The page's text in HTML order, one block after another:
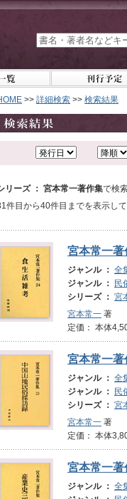
>> 詳細検索 >> 検索結果
リーズ ： 宮本常一著作集で検
件目から40件目までを表示し
宮本常一
ジャンル ： 全
ジャンル ：
民
シリーズ ： 宮
宮本常一 著
定価： 本体
宮本常一
ジャンル ： 全
ジャンル ：
民
シリーズ ： 宮
宮本常一 著
定価： 本体
宮本常一
ジャンル ： 全